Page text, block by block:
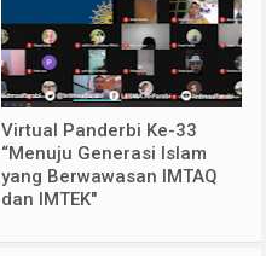
Virtual Panderbi Ke-33
“Menuju Generasi Islam
yang Berwawasan IMTAQ
dan IMTEK"